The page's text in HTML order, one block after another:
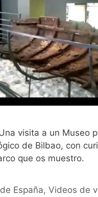
visita a un Museo
de Bilbao, con
que os muestro.
España,Videos de